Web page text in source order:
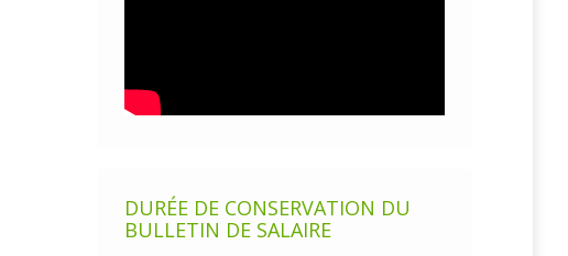
DURÉE DE CONSERVATION DU
BULLETIN DE SALAIRE